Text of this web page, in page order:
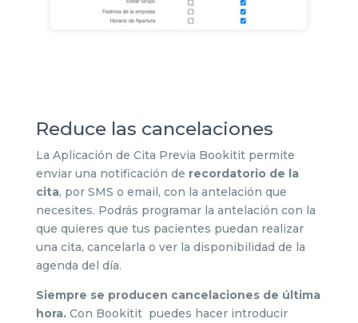
Reduce las cancelaciones
La Aplicación de Cita Previa Bookitit permite
enviar una notificación de recordatorio de la
cita, por SMS o email, con la antelación que
necesites. Podrás programar la antelación con la
que quieres que tus pacientes puedan realizar
una cita, cancelarla o ver la disponibilidad de la
agenda del día.
Siempre se producen cancelaciones de última
hora. Con Bookitit puedes hacer introducir